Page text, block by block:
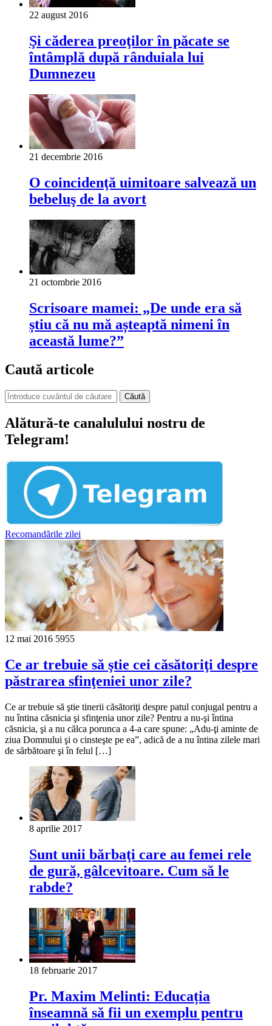
22 august 2016
Şi căderea preoţilor în păcate se
întâmplă după rânduiala lui
Dumnezeu
21 decembrie 2016
O coincidenţă uimitoare salvează un
bebeluş de la avort
21 octombrie 2016
Scrisoare mamei: „De unde era să
știu că nu mă așteaptă nimeni în
această lume?”
Caută articole
Căută
Alătură-te canalulului nostru de
Telegram!
Recomandările zilei
12 mai 2016 5955
Ce ar trebuie să ştie cei căsătoriţi despre
păstrarea sfinţeniei unor zile?
Ce ar trebuie să ştie tinerii căsătoriţi despre patul conjugal pentru a
nu întina căsnicia şi sfinţenia unor zile? Pentru a nu-şi întina
căsnicia, şi a nu călca porunca a 4-a care spune: „Adu-ţi aminte de
ziua Domnului şi o cinsteşte pe ea”, adică de a nu întina zilele mari
de sărbătoare şi în felul […]
8 aprilie 2017
Sunt unii bărbaţi care au femei rele
de gură, gâlcevitoare. Cum să le
rabde?
18 februarie 2017
Pr. Maxim Melinti: Educația
înseamnă să fii un exemplu pentru